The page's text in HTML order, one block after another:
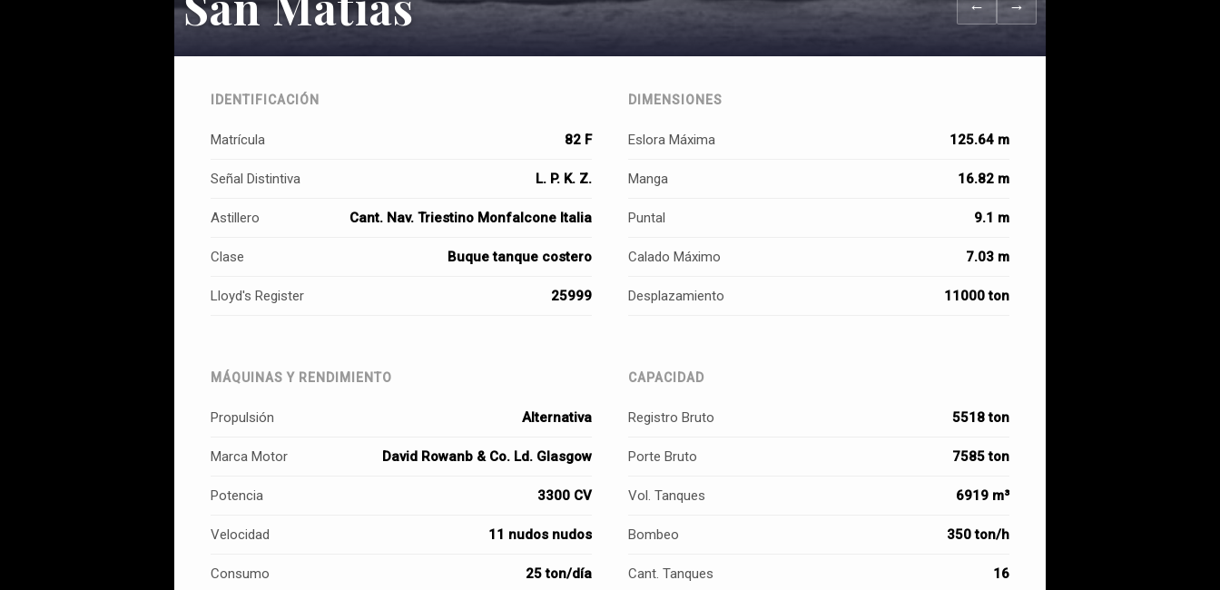
← →
IDENTIFICACIÓN
Matrícula 82 F
Señal Distintiva L. P. K. Z.
Astillero Cant. Nav. Triestino Monfalcone Italia
Clase Buque tanque costero
Lloyd's Register 25999
DIMENSIONES
Eslora Máxima 125.64 m
Manga 16.82 m
Puntal 9.1 m
Calado Máximo 7.03 m
Desplazamiento 11000 ton
MÁQUINAS Y RENDIMIENTO
Propulsión Alternativa
Marca Motor David Rowanb & Co. Ld. Glasgow
Potencia 3300 CV
Velocidad 11 nudos nudos
Consumo 25 ton/día
CAPACIDAD
Registro Bruto 5518 ton
Porte Bruto 7585 ton
Vol. Tanques 6919 m³
Bombeo 350 ton/h
Cant. Tanques 16